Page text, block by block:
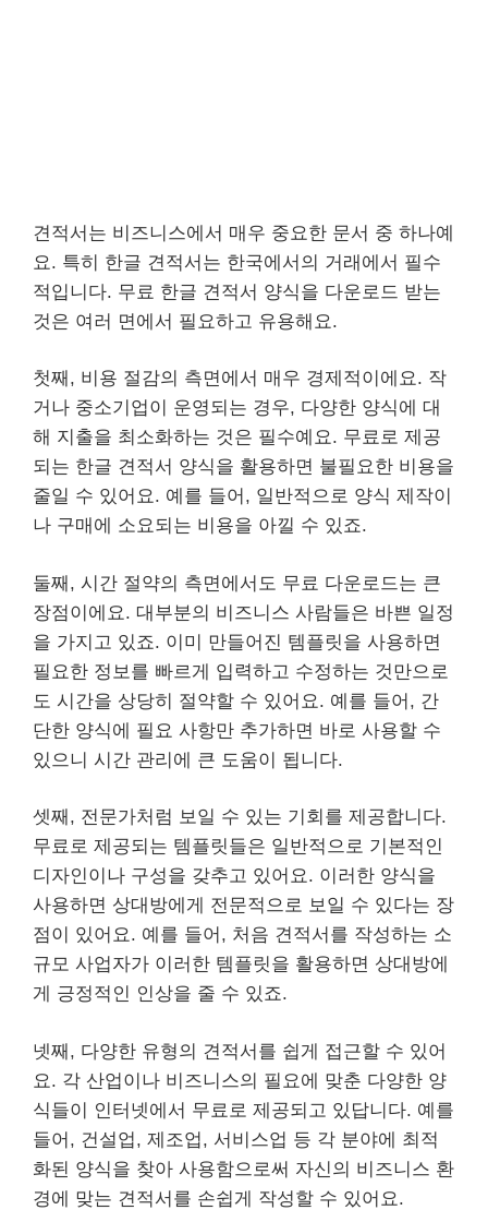
견적서는 비즈니스에서 매우 중요한 문서 중 하나예
요. 특히 한글 견적서는 한국에서의 거래에서 필수
적입니다. 무료 한글 견적서 양식을 다운로드 받는
것은 여러 면에서 필요하고 유용해요.
첫째, 비용 절감의 측면에서 매우 경제적이에요. 작
거나 중소기업이 운영되는 경우, 다양한 양식에 대
해 지출을 최소화하는 것은 필수예요. 무료로 제공
되는 한글 견적서 양식을 활용하면 불필요한 비용을
줄일 수 있어요. 예를 들어, 일반적으로 양식 제작이
나 구매에 소요되는 비용을 아낄 수 있죠.
둘째, 시간 절약의 측면에서도 무료 다운로드는 큰
장점이에요. 대부분의 비즈니스 사람들은 바쁜 일정
을 가지고 있죠. 이미 만들어진 템플릿을 사용하면
필요한 정보를 빠르게 입력하고 수정하는 것만으로
도 시간을 상당히 절약할 수 있어요. 예를 들어, 간
단한 양식에 필요 사항만 추가하면 바로 사용할 수
있으니 시간 관리에 큰 도움이 됩니다.
셋째, 전문가처럼 보일 수 있는 기회를 제공합니다.
무료로 제공되는 템플릿들은 일반적으로 기본적인
디자인이나 구성을 갖추고 있어요. 이러한 양식을
사용하면 상대방에게 전문적으로 보일 수 있다는 장
점이 있어요. 예를 들어, 처음 견적서를 작성하는 소
규모 사업자가 이러한 템플릿을 활용하면 상대방에
게 긍정적인 인상을 줄 수 있죠.
넷째, 다양한 유형의 견적서를 쉽게 접근할 수 있어
요. 각 산업이나 비즈니스의 필요에 맞춘 다양한 양
식들이 인터넷에서 무료로 제공되고 있답니다. 예를
들어, 건설업, 제조업, 서비스업 등 각 분야에 최적
화된 양식을 찾아 사용함으로써 자신의 비즈니스 환
경에 맞는 견적서를 손쉽게 작성할 수 있어요.